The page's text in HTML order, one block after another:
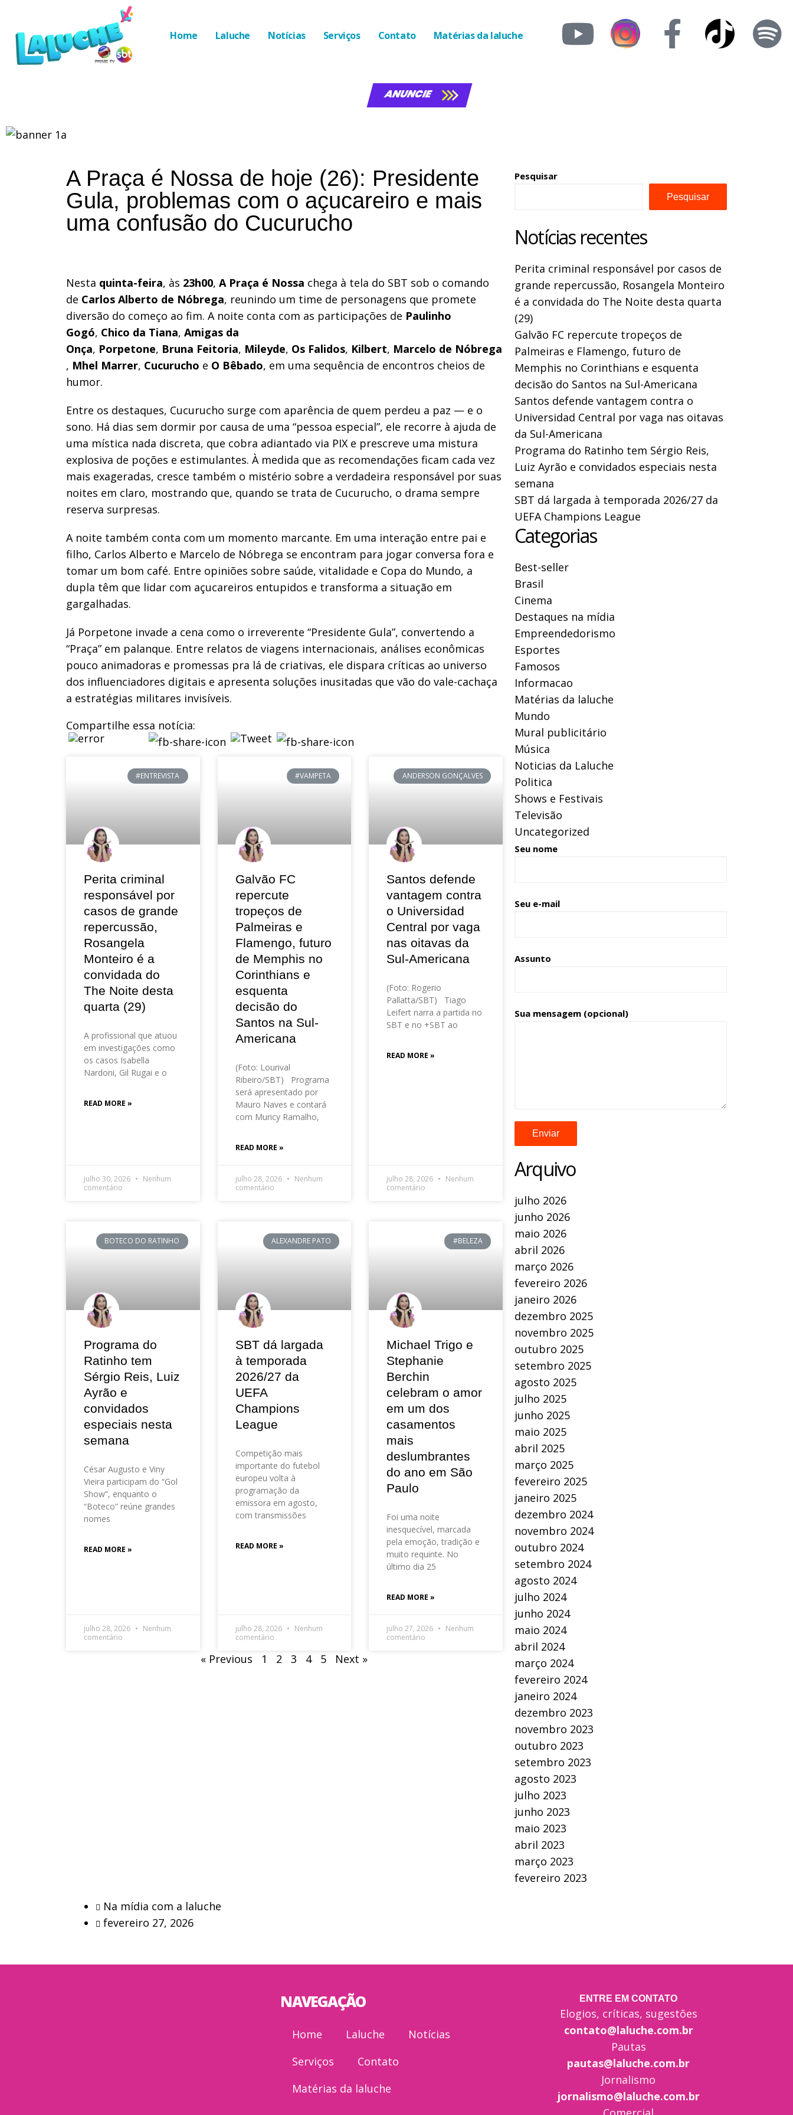
Home Laluche Notícias Serviços Contato Matérias da laluche
ANUNCIE
A Praça é Nossa de hoje (26): Presidente
Gula, problemas com o açucareiro e mais
uma confusão do Cucurucho
Nesta quinta-feira, às 23h00, A Praça é Nossa chega à tela do SBT sob o comando
de Carlos Alberto de Nóbrega, reunindo um time de personagens que promete
diversão do começo ao fim. A noite conta com as participações de Paulinho
Gogó, Chico da Tiana, Amigas da
Onça, Porpetone, Bruna Feitoria, Mileyde, Os Falidos, Kilbert, Marcelo de Nóbrega
, Mhel Marrer, Cucurucho e O Bêbado, em uma sequência de encontros cheios de
humor.
Entre os destaques, Cucurucho surge com aparência de quem perdeu a paz — e o
sono. Há dias sem dormir por causa de uma “pessoa especial”, ele recorre à ajuda de
uma mística nada discreta, que cobra adiantado via PIX e prescreve uma mistura
explosiva de poções e estimulantes. À medida que as recomendações ficam cada vez
mais exageradas, cresce também o mistério sobre a verdadeira responsável por suas
noites em claro, mostrando que, quando se trata de Cucurucho, o drama sempre
reserva surpresas.
A noite também conta com um momento marcante. Em uma interação entre pai e
filho, Carlos Alberto e Marcelo de Nóbrega se encontram para jogar conversa fora e
tomar um bom café. Entre opiniões sobre saúde, vitalidade e Copa do Mundo, a
dupla têm que lidar com açucareiros entupidos e transforma a situação em
gargalhadas.
Já Porpetone invade a cena como o irreverente “Presidente Gula”, convertendo a
“Praça” em palanque. Entre relatos de viagens internacionais, análises econômicas
pouco animadoras e promessas pra lá de criativas, ele dispara críticas ao universo
dos influenciadores digitais e apresenta soluções inusitadas que vão do vale-cachaça
a estratégias militares invisíveis.
Compartilhe essa notícia:
#ENTREVISTA
Perita criminal
responsável por
casos de grande
repercussão,
Rosangela
Monteiro é a
convidada do
The Noite desta
quarta (29)
A profissional que atuou
em investigações como
os casos Isabella
Nardoni, Gil Rugai e o
READ MORE »
julho 30, 2026
Nenhum
comentário
#VAMPETA
Galvão FC
repercute
tropeços de
Palmeiras e
Flamengo, futuro
de Memphis no
Corinthians e
esquenta
decisão do
Santos na Sul-
Americana
(Foto: Lourival
Ribeiro/SBT) Programa
será apresentado por
Mauro Naves e contará
com Muricy Ramalho,
READ MORE »
julho 28, 2026
Nenhum
comentário
ANDERSON GONÇALVES
Santos defende
vantagem contra
o Universidad
Central por vaga
nas oitavas da
Sul-Americana
(Foto: Rogerio
Pallatta/SBT) Tiago
Leifert narra a partida no
SBT e no +SBT ao
READ MORE »
julho 28, 2026
Nenhum
comentário
BOTECO DO RATINHO
Programa do
Ratinho tem
Sérgio Reis, Luiz
Ayrão e
convidados
especiais nesta
semana
César Augusto e Viny
Vieira participam do “Gol
Show”, enquanto o
“Boteco” reúne grandes
nomes
READ MORE »
julho 28, 2026
Nenhum
comentário
ALEXANDRE PATO
SBT dá largada
à temporada
2026/27 da
UEFA
Champions
League
Competição mais
importante do futebol
europeu volta à
programação da
emissora em agosto,
com transmissões
READ MORE »
julho 28, 2026
Nenhum
comentário
#BELEZA
Michael Trigo e
Stephanie
Berchin
celebram o amor
em um dos
casamentos
mais
deslumbrantes
do ano em São
Paulo
Foi uma noite
inesquecível, marcada
pela emoção, tradição e
muito requinte. No
último dia 25
READ MORE »
julho 27, 2026
Nenhum
comentário
« Previous 1 2 3 4 5 Next »
Pesquisar
Pesquisar
Notícias recentes
Perita criminal responsável por casos de
grande repercussão, Rosangela Monteiro
é a convidada do The Noite desta quarta
(29)
Galvão FC repercute tropeços de
Palmeiras e Flamengo, futuro de
Memphis no Corinthians e esquenta
decisão do Santos na Sul-Americana
Santos defende vantagem contra o
Universidad Central por vaga nas oitavas
da Sul-Americana
Programa do Ratinho tem Sérgio Reis,
Luiz Ayrão e convidados especiais nesta
semana
SBT dá largada à temporada 2026/27 da
UEFA Champions League
Categorias
Best-seller
Brasil
Cinema
Destaques na mídia
Empreendedorismo
Esportes
Famosos
Informacao
Matérias da laluche
Mundo
Mural publicitário
Música
Noticias da Laluche
Politica
Shows e Festivais
Televisão
Uncategorized
Seu nome
Seu e-mail
Assunto
Sua mensagem (opcional)
Arquivo
julho 2026
junho 2026
maio 2026
abril 2026
março 2026
fevereiro 2026
janeiro 2026
dezembro 2025
novembro 2025
outubro 2025
setembro 2025
agosto 2025
julho 2025
junho 2025
maio 2025
abril 2025
março 2025
fevereiro 2025
janeiro 2025
dezembro 2024
novembro 2024
outubro 2024
setembro 2024
agosto 2024
julho 2024
junho 2024
maio 2024
abril 2024
março 2024
fevereiro 2024
janeiro 2024
dezembro 2023
novembro 2023
outubro 2023
setembro 2023
agosto 2023
julho 2023
junho 2023
maio 2023
abril 2023
março 2023
fevereiro 2023
Na mídia com a laluche
fevereiro 27, 2026
NAVEGAÇÃO
Home Laluche
Notícias
Serviços
Contato
Matérias da laluche
ENTRE EM CONTATO
Elogios, críticas, sugestões
contato@laluche.com.br
Pautas
pautas@laluche.com.br
Jornalismo
jornalismo@laluche.com.br